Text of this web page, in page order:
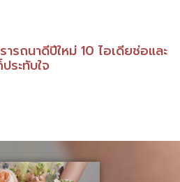
รถนาดีปีใหม่ 10 ไอเดียช่อและ
ระทับใจ